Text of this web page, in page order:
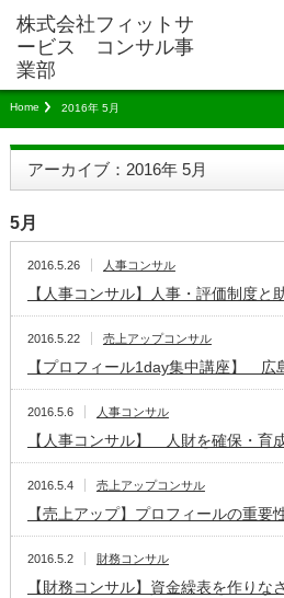
Home 2016年 5月
アーカイブ：2016年 5月
5月
2016.5.26 人事コンサル
【人事コンサル】人事・評価制度と
2016.5.22 売上アップコンサル
【プロフィール1day集中講座】 広
2016.5.6 人事コンサル
【人事コンサル】 人財を確保・
2016.5.4 売上アップコンサル
【売上アップ】プロフィールの重
2016.5.2 財務コンサル
【財務コンサル】資金繰表を作りな